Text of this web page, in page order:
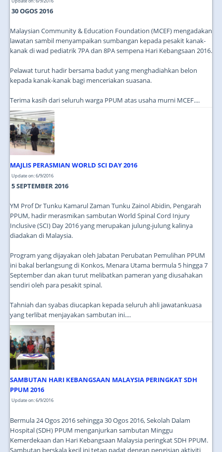
30 OGOS 2016
Malaysian Community & Education Foundation (MCEF) mengadakan
lawatan sambil menyampaikan sumbangan kepada pesakit kanak-
kanak di wad pediatrik 7PA dan 8PA sempena Hari Kebangsaan 2016.
Pelawat turut hadir bersama badut yang menghadiahkan belon
kepada kanak-kanak bagi menceriakan suasana.
Terima kasih dari seluruh warga PPUM atas usaha murni MCEF....
MAJLIS PERASMIAN WORLD SCI DAY 2016
Update on: 6/9/2016
5 SEPTEMBER 2016
YM Prof Dr Tunku Kamarul Zaman Tunku Zainol Abidin, Pengarah
PPUM, hadir merasmikan sambutan World Spinal Cord Injury
Inclusive (SCI) Day 2016 yang merupakan julung-julung kalinya
diadakan di Malaysia.
Program yang dijayakan oleh Jabatan Perubatan Pemulihan PPUM
ini bakal berlangsung di Konkos, Menara Utama bermula 5 hingga 7
September dan akan turut melibatkan pameran yang diusahakan
sendiri oleh para pesakit spinal.
Tahniah dan syabas diucapkan kepada seluruh ahli jawatankuasa
yang terlibat menjayakan sambutan ini....
SAMBUTAN HARI KEBANGSAAN MALAYSIA PERINGKAT SDH
PPUM 2016
Update on: 6/9/2016
Bermula 24 Ogos 2016 sehingga 30 Ogos 2016, Sekolah Dalam
Hospital (SDH) PPUM menganjurkan sambutan Minggu
Kemerdekaan dan Hari Kebangsaan Malaysia peringkat SDH PPUM.
Sambutan berskala kecil ini tetap padat dengan pengisian aktiviti